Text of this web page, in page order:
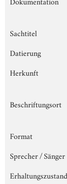
Sachtitel
Datierung
Herkunft
Beschriftungsort
Format
Sprecher / Sänger
Erhaltungszustand